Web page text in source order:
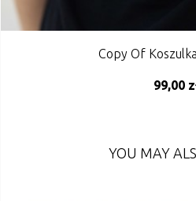
Copy Of
99,00
YOU MAY